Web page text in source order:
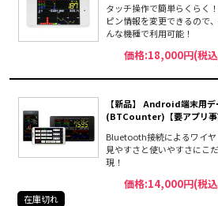
タッチ操作で簡単らくらく
ピン情報を変更できるので
んな機種で利用可能！
価格:18,000円(税
【新品】 Android端末用デ
(BTCounter)【要アプリ事
Bluetooth接続によるワイヤ
見やすさと使いやすさにこ
現！
価格:14,000円(税
在庫切れ